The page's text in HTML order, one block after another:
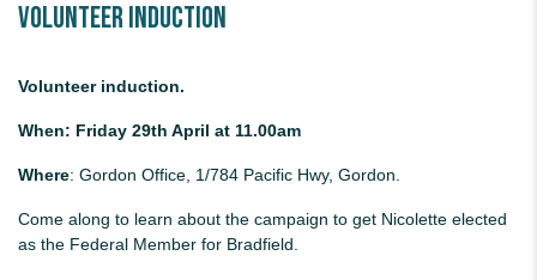
Volunteer Induction
Volunteer induction.
When: Friday 29th April at 11.00am
Where: Gordon Office, 1/784 Pacific Hwy, Gordon.
Come along to learn about the campaign to get Nicolette elected
as the Federal Member for Bradfield.